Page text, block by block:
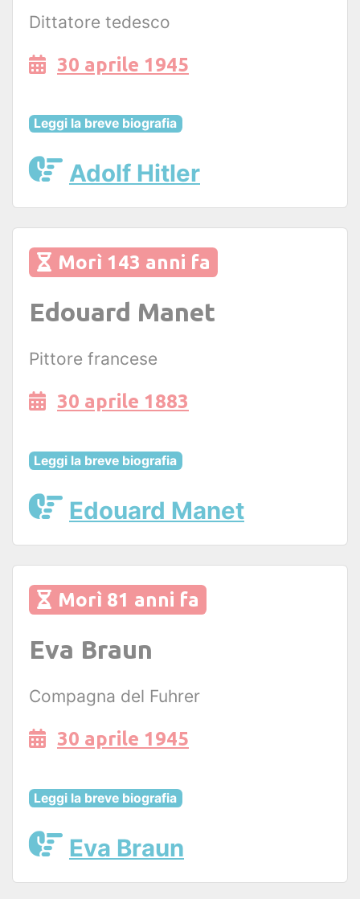
Dittatore tedesco
30 aprile 1945
Leggi la breve biografia
Adolf Hitler
Morì 143 anni fa
Edouard Manet
Pittore francese
30 aprile 1883
Leggi la breve biografia
Edouard Manet
Morì 81 anni fa
Eva Braun
Compagna del Fuhrer
30 aprile 1945
Leggi la breve biografia
Eva Braun